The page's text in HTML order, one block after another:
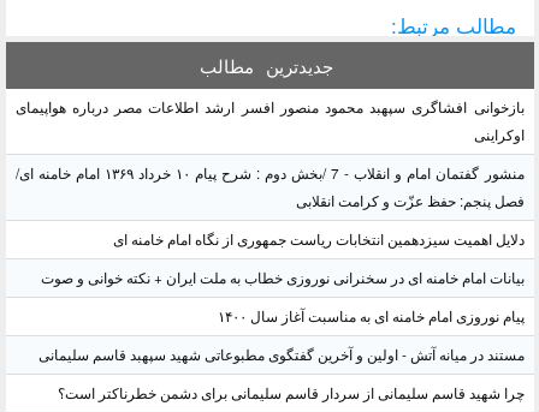
مطالب مرتبط:
جدیدترین مطالب
بازخوانی افشاگری سپهبد محمود منصور افسر ارشد اطلاعات مصر درباره هواپیمای
اوکراینی
منشور گفتمان امام و انقلاب - 7 /بخش دوم : شرح پیام ۱۰ خرداد ۱۳۶۹ امام خامنه ای/
فصل پنجم: حفظ عزّت و کرامت انقلابی
دلایل اهمیت سیزدهمین انتخابات ریاست جمهوری از نگاه امام خامنه ای
بیانات امام خامنه ای در سخنرانی نوروزی خطاب به ملت ایران + نکته خوانی و صوت
پیام نوروزی امام خامنه ای به مناسبت آغاز سال ۱۴۰۰
مستند در میانه آتش - اولین و آخرین گفتگوی مطبوعاتی شهید سپهبد قاسم سلیمانی
چرا شهید قاسم سلیمانی از سردار قاسم سلیمانی برای دشمن خطرناکتر است؟